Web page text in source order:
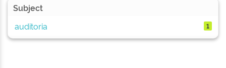
Subject
auditoria
1